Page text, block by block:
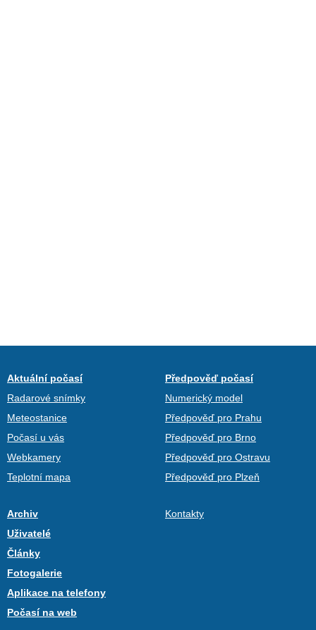
Aktuální počasí
Radarové snímky
Meteostanice
Počasí u vás
Webkamery
Teplotní mapa
Předpověď počasí
Numerický model
Předpověď pro Prahu
Předpověď pro Brno
Předpověď pro Ostravu
Předpověď pro Plzeň
Archiv
Uživatelé
Články
Fotogalerie
Aplikace na telefony
Počasí na web
Kontakty